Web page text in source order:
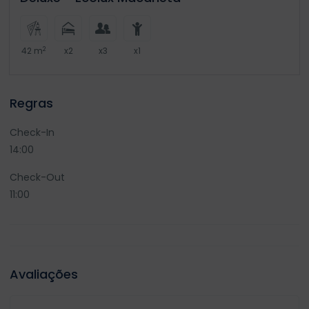
42 m2 x2 x3 x1
Regras
Check-In
14:00
Check-Out
11:00
Avaliações